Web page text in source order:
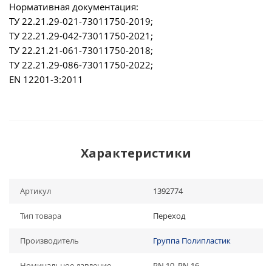
Нормативная документация:
ТУ 22.21.29-021-73011750-2019;
ТУ 22.21.29-042-73011750-2021;
ТУ 22.21.21-061-73011750-2018;
ТУ 22.21.29-086-73011750-2022;
EN 12201-3:2011
Характеристики
Артикул 1392774
Тип товара Переход
Производитель Группа Полипластик